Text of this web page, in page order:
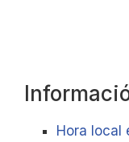
Hora local